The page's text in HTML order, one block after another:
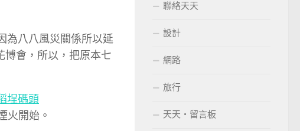
為八八風災關係所以延
博會，所以，把原本七
火開始。
聯絡天天
設計
網路
旅行
天天‧留言板